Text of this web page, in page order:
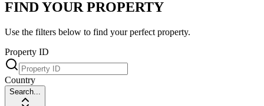
FIND YOUR PROPERTY
Use the filters below to find your perfect property.
Property ID
Country
Search...